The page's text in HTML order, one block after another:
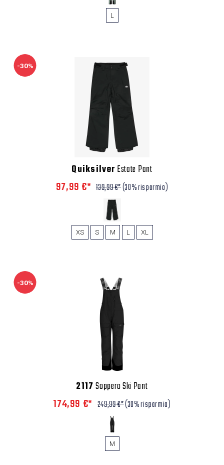
L
-30%
Quiksilver Estate Pant
97,99 €* 139,99 €*(30% risparmio)
XS S M L XL
-30%
2117Soppero Ski Pant
174,99 €* 249,99 €*(30% risparmio)
M